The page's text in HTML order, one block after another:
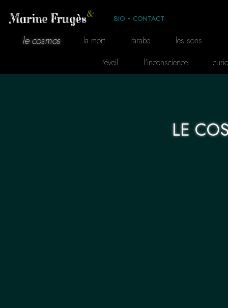
BIO CONTACT
le cosmos la mort l'arabe les sons
l'éveil
l'inconscience
LE